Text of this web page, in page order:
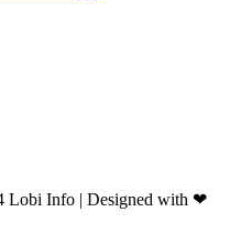
Lobi Info | Designed with ❤